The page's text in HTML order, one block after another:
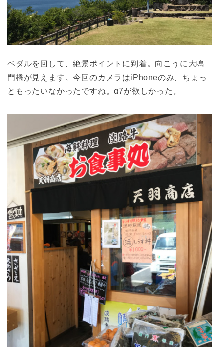
ペダルを回して、絶景ポイントに到着。向こうに大鳴
門橋が見えます。今回のカメラはiPhoneのみ、ちょっ
ともったいなかったですね。α7が欲しかった。